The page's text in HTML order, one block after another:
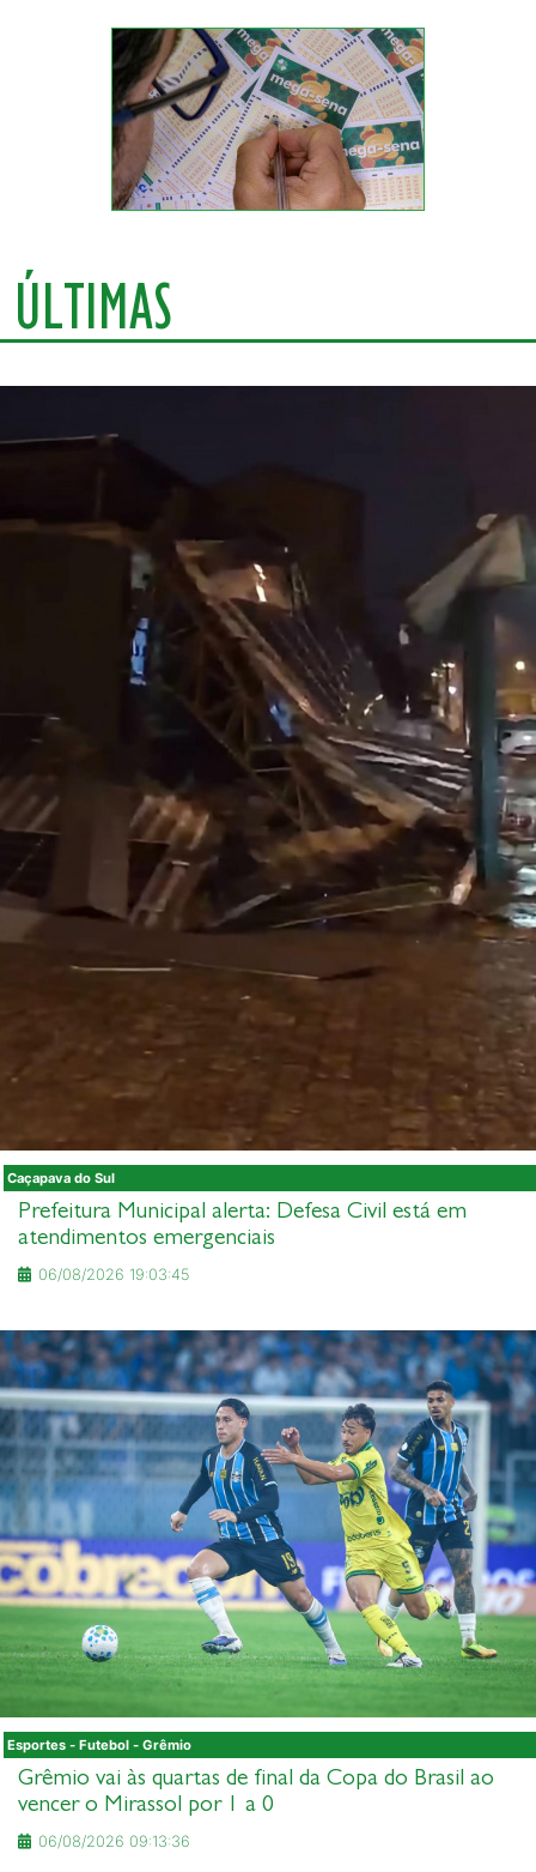
ÚLTIMAS
Caçapava do Sul
Prefeitura Municipal alerta: Defesa Civil está em
atendimentos emergenciais
06/08/2026 19:03:45
Esportes - Futebol - Grêmio
Grêmio vai às quartas de final da Copa do Brasil ao
vencer o Mirassol por 1 a 0
06/08/2026 09:13:36